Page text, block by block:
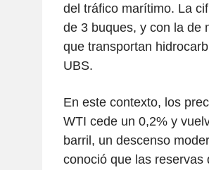
del tráfico marítimo. La
de 3 buques, y con la de
que transportan
UBS.
En este contexto, los
WTI cede un 0,2% y
barril, un descenso
conoció que las reservas